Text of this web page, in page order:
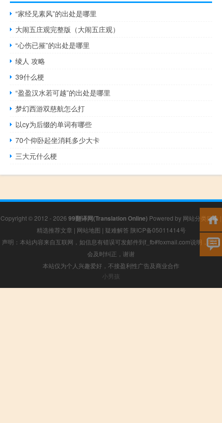
“家经见素风”的出处是哪里
大闹五庄观完整版（大闹五庄观）
“心伤已摧”的出处是哪里
绫人 攻略
39什么梗
“盈盈汉水若可越”的出处是哪里
梦幻西游双慈航怎么打
以cy为后缀的单词有哪些
70个仰卧起坐消耗多少大卡
三大元什么梗
Copyright © 2012 - 2026 99翻译网(Translation Online) Powered by 网站分类目录 |
精选推荐文章 | 网站地图 | 疑难解答 陕ICP备05011414号
声明：本站内容来自互联网，如信息有错误可发邮件到f_fb#foxmail.com说明，我们
会及时纠正，谢谢
本站仅为个人兴趣爱好，不接盈利性广告及商业合作
小男孩